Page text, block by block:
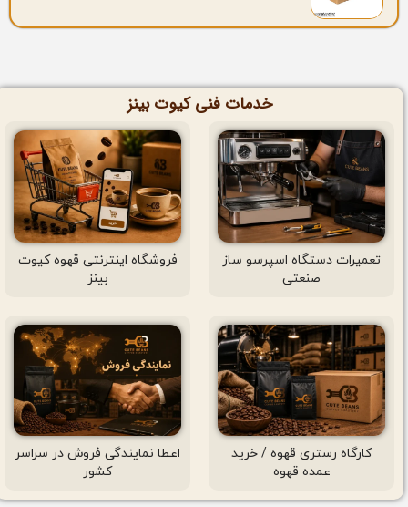
خدمات فنی کیوت بینز
تعمیرات دستگاه اسپرسو ساز
صنعتی
فروشگاه اینترنتی قهوه کیوت
بینز
کارگاه رستری قهوه / خرید
عمده قهوه
اعطا نمایندگی فروش در سراسر
کشور